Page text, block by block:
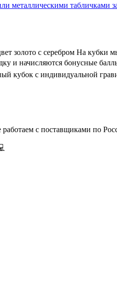
металлическими табличками
золото с серебром На кубки
и начисляются бонусные
кубок с индивидуальной
с поставщиками по